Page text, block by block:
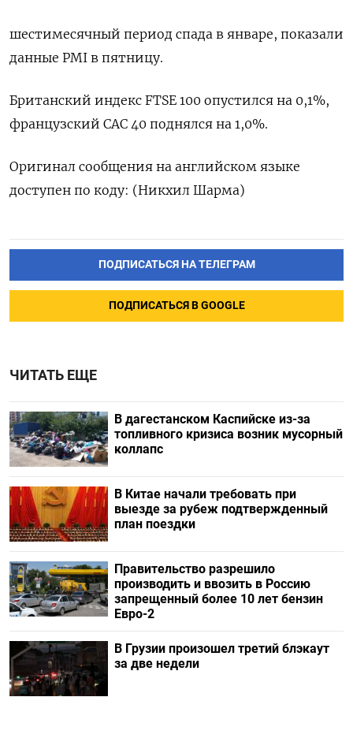
шестимесячный период спада в январе, показали
данные PMI в пятницу.
Британский индекс FTSE 100 опустился на 0,1%,
французский CAC 40 поднялся на 1,0%.
Оригинал сообщения на английском языке
доступен по коду: (Никхил Шарма)
ПОДПИСАТЬСЯ НА ТЕЛЕГРАМ
ПОДПИСАТЬСЯ В GOOGLE
ЧИТАТЬ ЕЩЕ
В дагестанском Каспийске из-за
топливного кризиса возник мусорный
коллапс
В Китае начали требовать при
выезде за рубеж подтвержденный
план поездки
Правительство разрешило
производить и ввозить в Россию
запрещенный более 10 лет бензин
Евро-2
В Грузии произошел третий блэкаут
за две недели